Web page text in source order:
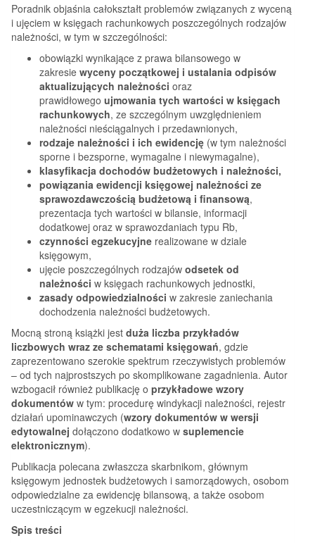
Poradnik objaśnia całokształt problemów związanych z wyceną
i ujęciem w księgach rachunkowych poszczególnych rodzajów
należności, w tym w szczególności:
obowiązki wynikające z prawa bilansowego w
zakresie wyceny początkowej i ustalania odpisów
aktualizujących należności oraz
prawidłowego ujmowania tych wartości w księgach
rachunkowych, ze szczególnym uwzględnieniem
należności nieściągalnych i przedawnionych,
rodzaje należności i ich ewidencję (w tym należności
sporne i bezsporne, wymagalne i niewymagalne),
klasyfikacja dochodów budżetowych i należności,
powiązania ewidencji księgowej należności ze
sprawozdawczością budżetową i finansową,
prezentacja tych wartości w bilansie, informacji
dodatkowej oraz w sprawozdaniach typu Rb,
czynności egzekucyjne realizowane w dziale
księgowym,
ujęcie poszczególnych rodzajów odsetek od
należności w księgach rachunkowych jednostki,
zasady odpowiedzialności w zakresie zaniechania
dochodzenia należności budżetowych.
Mocną stroną książki jest duża liczba przykładów
liczbowych wraz ze schematami księgowań, gdzie
zaprezentowano szerokie spektrum rzeczywistych problemów
– od tych najprostszych po skomplikowane zagadnienia. Autor
wzbogacił również publikację o przykładowe wzory
dokumentów w tym: procedurę windykacji należności, rejestr
działań upominawczych (wzory dokumentów w wersji
edytowalnej dołączono dodatkowo w suplemencie
elektronicznym).
Publikacja polecana zwłaszcza skarbnikom, głównym
księgowym jednostek budżetowych i samorządowych, osobom
odpowiedzialne za ewidencję bilansową, a także osobom
uczestniczącym w egzekucji należności.
Spis treści